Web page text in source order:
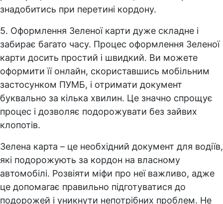
знадобитись при перетині кордону.
5. Оформлення Зеленої карти дуже складне і
забирає багато часу. Процес оформлення Зеленої
карти досить простий і швидкий. Ви можете
оформити її онлайн, скориставшись мобільним
застосунком ПУМБ, і отримати документ
буквально за кілька хвилин. Це значно спрощує
процес і дозволяє подорожувати без зайвих
клопотів.
Зелена карта – це необхідний документ для водіїв,
які подорожують за кордон на власному
автомобілі. Розвіяти міфи про неї важливо, адже
це допомагає правильно підготуватися до
подорожей і уникнути непотрібних проблем. Не